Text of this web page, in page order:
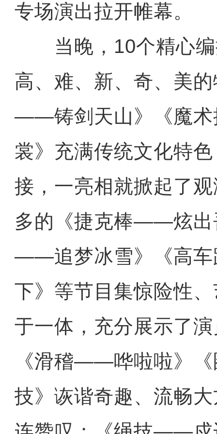
专场演出拉开帷幕。
当晚，10个精心编
高、难、新、奇、美
——铸剑天山》《魔
裳》充满传统文化特
接，一亮相就掀起了
多的《捷克棒——炫出
——追梦冰雪》《高
下》等节目集惊险性
于一体，充分展示了
《滑稽——哗啦啦》
技》诙谐奇趣、流畅